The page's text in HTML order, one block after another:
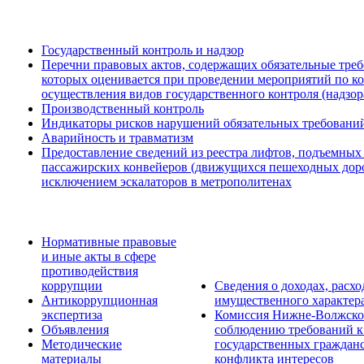
Государственный контроль и надзор
Перечни правовых актов, содержащих обязательные
которых оценивается при проведении мероприятий по
осуществления видов государственного контроля
Производственный контроль
Индикаторы рисков нарушений обязательных
Аварийность и травматизм
Предоставление сведений из реестра лифтов,
пассажирских конвейеров (движущихся пешеходных
исключением эскалаторов в метрополитенах
Нормативные правовые
и иные акты в сфере
противодействия
коррупции
Антикоррупционная
экспертиза
Объявления
Методические
материалы
Сведения о доходах,
имущественного
Комиссия Нижне-
соблюдению требований
государственных
конфликта интересов